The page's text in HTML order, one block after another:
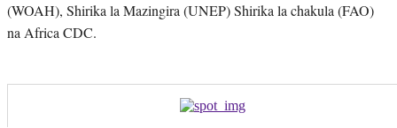
(WOAH), Shirika la Mazingira (UNEP) Shirika la chakula (FAO)
na Africa CDC.